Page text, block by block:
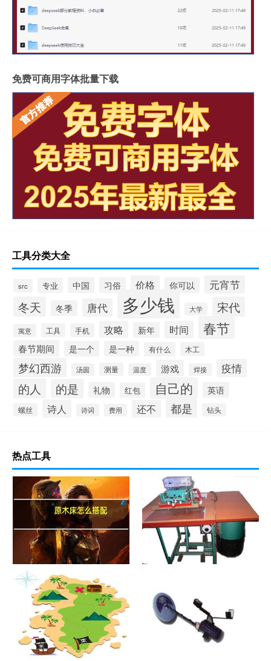
免费可商用字体批量下载
工具分类大全
src 专业 中国 习俗 价格 你可以 元宵节
冬天 冬季 唐代 多少钱 大学 宋代
寓意 工具 手机 攻略 新年 时间 春节
春节期间 是一个 是一种 有什么 木工
梦幻西游 汤圆 测量 温度 游戏 焊接 疫情
的人 的是 礼物 红包 自己的 英语
螺丝 诗人 诗词 费用 还不 都是 钻头
热点工具
原木床怎么搭配